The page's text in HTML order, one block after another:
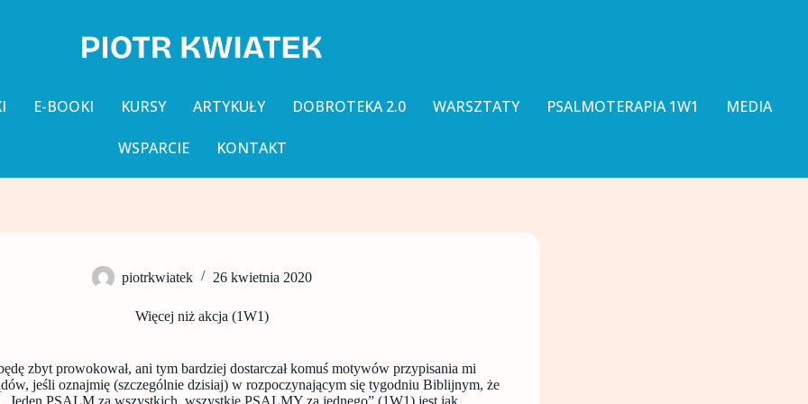
E-BOOKI KURSY ARTYKUŁY DOBROTEKA 2.0 WARSZTATY PSALMOTERAPIA 1W1 MEDIA
WSPARCIE KONTAKT
piotrkwiatek 26 kwietnia 2020
Więcej niż akcja (1W1)
zbyt prowokował, ani tym bardziej dostarczał komuś motywów przypisania mi
jeśli oznajmię (szczególnie dzisiaj) w rozpoczynającym się tygodniu Biblijnym, że
PSALM za wszystkich, wszystkie PSALMY za jednego” (1W1) jest jak